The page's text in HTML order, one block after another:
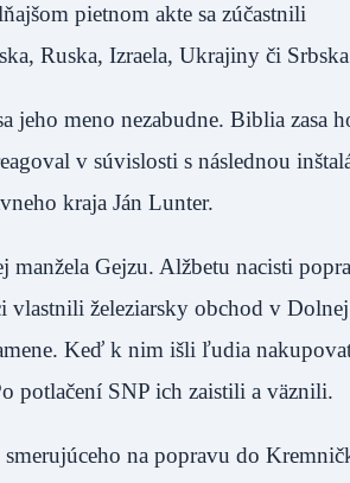
pietnom akte sa zúčastnili
Ruska, Izraela, Ukrajiny či
jeho meno nezabudne. Biblia zasa
v súvislosti s následnou
kraja Ján Lunter.
Gejzu. Alžbetu nacisti
vlastnili železiarsky obchod v
Keď k nim išli ľudia
potlačení SNP ich zaistili a
na popravu do